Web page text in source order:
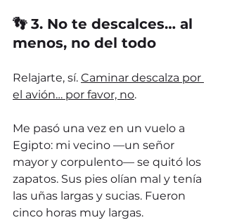
👣 3. No te descalces… al
menos, no del todo
Relajarte, sí. Caminar descalza por
el avión… por favor, no.
Me pasó una vez en un vuelo a
Egipto: mi vecino —un señor
mayor y corpulento— se quitó los
zapatos. Sus pies olían mal y tenía
las uñas largas y sucias. Fueron
cinco horas muy largas.